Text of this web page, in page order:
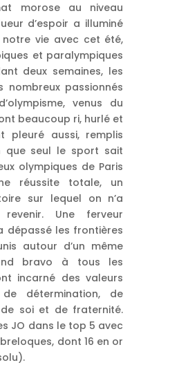
morose au niveau
d’espoir a illuminé
vie avec cet été,
et paralympiques
deux semaines, les
nombreux passionnés
venus du
beaucoup ri, hurlé et
pleuré aussi, remplis
que seul le sport sait
olympiques de Paris
réussite totale, un
sur lequel on n’a
Une ferveur
dépassé les frontières
autour d’un même
bravo à tous les
incarné des valeurs
détermination, de
soi et de fraternité.
JO dans le top 5 avec
dont 16 en or